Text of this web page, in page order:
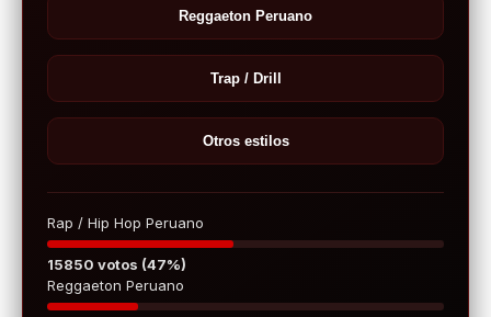
Reggaeton Peruano
Trap / Drill
Otros estilos
Rap / Hip Hop Peruano
15850 votos (47%)
Reggaeton Peruano